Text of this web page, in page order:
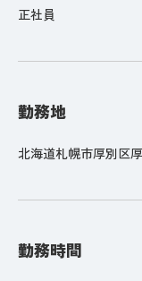
正社員
勤務地
北海道札幌市厚別区
勤務時間